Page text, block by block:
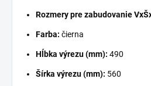
Rozmery pre zabudovanie
Farba: čierna
Hĺbka výrezu (mm): 490
Šírka výrezu (mm): 560